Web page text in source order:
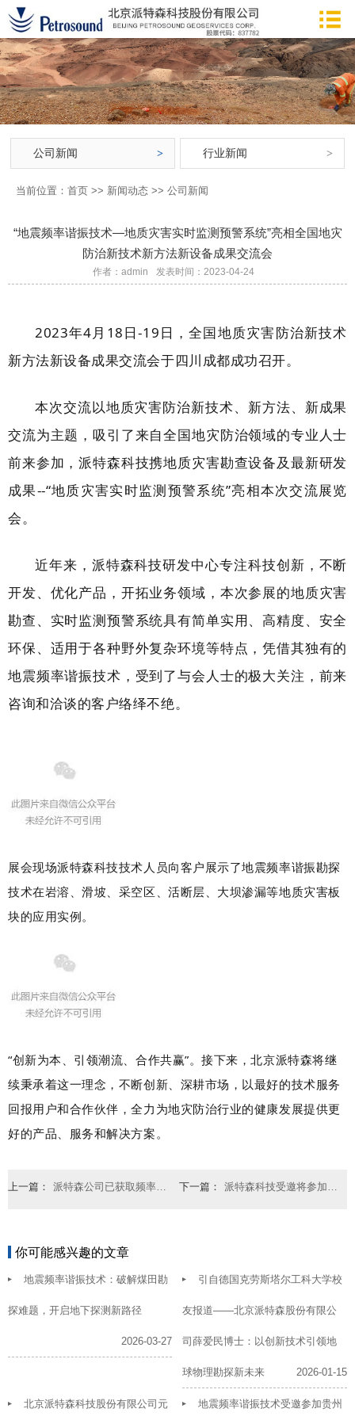
公司新闻 行业新闻
当前位置： 首页 >> 新闻动态 >> 公司新闻
“地震频率谐振技术—地质灾害实时监测预警系统”亮相全国地灾
防治新技术新方法新设备成果交流会
作者：admin 发表时间：2023-04-24
2023年4月18日-19日，全国地质灾害防治新技术
新方法新设备成果交流会于四川成都成功召开。
本次交流以地质灾害防治新技术、新方法、新成果
交流为主题，吸引了来自全国地灾防治领域的专业人士
前来参加，派特森科技携地质灾害勘查设备及最新研发
成果--“地质灾害实时监测预警系统”亮相本次交流展览
会。
近年来，派特森科技研发中心专注科技创新，不断
开发、优化产品，开拓业务领域，本次参展的地质灾害
勘查、实时监测预警系统具有简单实用、高精度、安全
环保、适用于各种野外复杂环境等特点，凭借其独有的
地震频率谐振技术，受到了与会人士的极大关注，前来
咨询和洽谈的客户络绎不绝。
展会现场派特森科技技术人员向客户展示了地震频率谐振勘探
技术在岩溶、滑坡、采空区、活断层、大坝渗漏等地质灾害板
块的应用实例。
“创新为本、引领潮流、合作共赢”。接下来，北京派特森将继
续秉承着这一理念，不断创新、深耕市场，以最好的技术服务
回报用户和合作伙伴，全力为地灾防治行业的健康发展提供更
好的产品、服务和解决方案。
上一篇： 派特森公司已获取频率谐振勘探技术的中美日多国专利授权 下一篇： 派特森科技受邀将参加“2023中国—东盟矿业合作论坛”
你可能感兴趣的文章
地震频率谐振技术：破解煤田勘
探难题，开启地下探测新路径
2026-03-27
引自德国克劳斯塔尔工科大学校
友报道——北京派特森股份有限公
司薛爱民博士：以创新技术引领地
球物理勘探新未来 2026-01-15
北京派特森科技股份有限公司元 地震频率谐振技术受邀参加贵州